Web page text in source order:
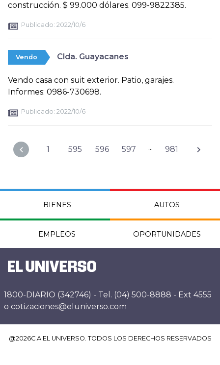
construcción. $ 99.000 dólares. 099-9822385.
Publicado: 2022/10/6
Vendo Clda. Guayacanes
Vendo casa con suit exterior. Patio, garajes.
Informes: 0986-730698.
Publicado: 2022/10/6
1 595 596 597 ... 981
BIENES AUTOS
EMPLEOS OPORTUNIDADES
1800-DIARIO (342746) - Tel. (04) 500-8888 - Ext 4555
o cotizaciones@eluniverso.com
@2026C.A EL UNIVERSO. TODOS LOS DERECHOS RESERVADOS